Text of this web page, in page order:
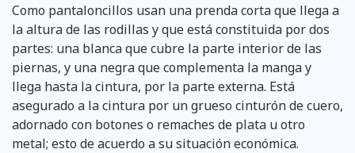
Como pantaloncillos usan una prenda corta que llega a
la altura de las rodillas y que está constituida por dos
partes: una blanca que cubre la parte interior de las
piernas, y una negra que complementa la manga y
llega hasta la cintura, por la parte externa. Está
asegurado a la cintura por un grueso cinturón de cuero,
adornado con botones o remaches de plata u otro
metal; esto de acuerdo a su situación económica.